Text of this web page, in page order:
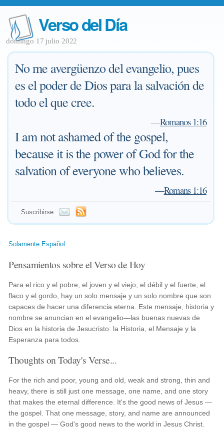
Verso del Día
domingo 17 julio 2022
No me avergüenzo del evangelio, pues
es el poder de Dios para la salvación de
todo el que cree.
—Romanos 1:16
I am not ashamed of the gospel,
because it is the power of God for the
salvation of everyone who believes.
—Romans 1:16
Suscribirse:
Solamente Español
Pensamientos sobre el Verso de Hoy
Para el rico y el pobre, el joven y el viejo, el débil y el fuerte, el
flaco y el gordo, hay un solo mensaje y un solo nombre que son
capaces de hacer una diferencia eterna. Este mensaje, historia y
nombre se anuncian en el evangelio—las buenas nuevas de
Dios en la historia de Jesucristo: la Historia, el Mensaje y la
Esperanza para todos.
Thoughts on Today's Verse...
For the rich and poor, young and old, weak and strong, thin and
heavy, there is still just one message, one name, and one story
that makes the eternal difference. It's the good news of Jesus —
the gospel. That one message, story, and name are announced
in the gospel — God's good news to the world in Jesus Christ.